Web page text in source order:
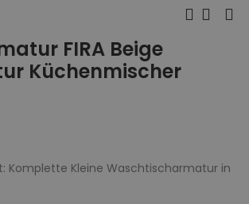
FIRA Beige
Küchenmischer
Komplette Kleine Waschtischarmatur in